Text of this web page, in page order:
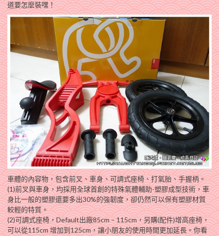
道要怎麼裝嘿！
車體的內容物，包含前叉、車身、可調式座椅、打氣胎、手握柄。
(1)前叉與車身，均採用全球首創的特殊氣體輔助-塑膠成型技術，車
身比一般的塑膠還要多出30%的強韌度，卻仍然可以保有塑膠材質
較輕的特質。
(2)可調式座椅，Default出廠85cm – 115cm，另購(配件)增高座椅，
可以從115cm 增加到125cm，讓小朋友的使用時間更加延長。你看